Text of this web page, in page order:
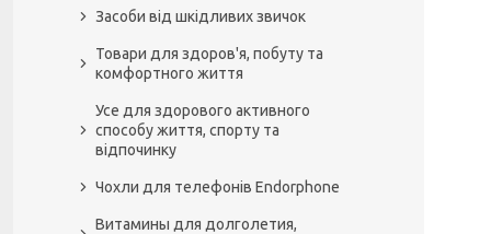
Засоби від шкідливих звичок
Товари для здоров'я, побуту та
комфортного життя
Усе для здорового активного
способу життя, спорту та
відпочинку
Чохли для телефонів Endorphone
Витамины для долголетия,